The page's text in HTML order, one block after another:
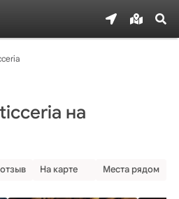
на
На карте Места рядом